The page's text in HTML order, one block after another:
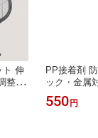
ト 伸
整 U
え
取扱
PP接着剤
ック・金属
熱 防湿 溶
シリコーン
550 円